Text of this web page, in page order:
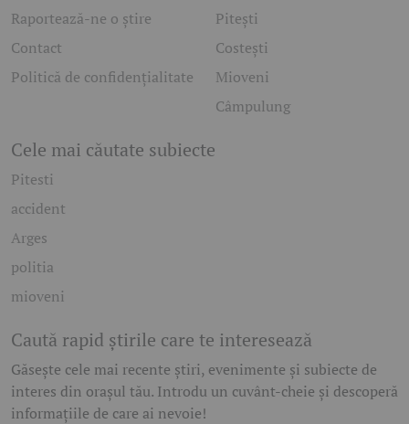
Raportează-ne o știre
Contact
Politică de confidențialitate
Pitești
Costești
Mioveni
Câmpulung
Cele mai căutate subiecte
Pitesti
accident
Arges
politia
mioveni
Caută rapid știrile care te interesează
Găsește cele mai recente știri, evenimente și subiecte de
interes din orașul tău. Introdu un cuvânt-cheie și descoperă
informațiile de care ai nevoie!